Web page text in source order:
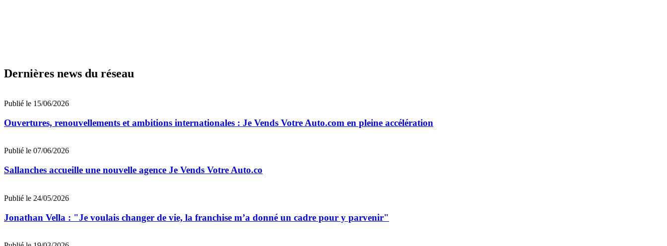
Dernières news du réseau
Publié le 15/06/2026
Ouvertures, renouvellements et ambitions internationales : Je Vends Votre Auto.com en pleine accélération
Publié le 07/06/2026
Sallanches accueille une nouvelle agence Je Vends Votre Auto.co
Publié le 24/05/2026
Jonathan Vella : "Je voulais changer de vie, la franchise m’a donné un cadre pour y parvenir"